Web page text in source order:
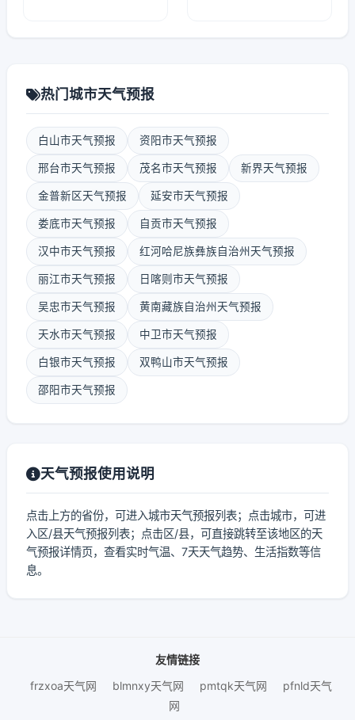
热门城市天气预报
白山市天气预报 资阳市天气预报
邢台市天气预报 茂名市天气预报 新界天气预报
金普新区天气预报 延安市天气预报
娄底市天气预报 自贡市天气预报
汉中市天气预报 红河哈尼族彝族自治州天气预报
丽江市天气预报 日喀则市天气预报
吴忠市天气预报 黄南藏族自治州天气预报
天水市天气预报 中卫市天气预报
白银市天气预报 双鸭山市天气预报
邵阳市天气预报
天气预报使用说明
点击上方的省份，可进入城市天气预报列表；点击城市，可进
入区/县天气预报列表；点击区/县，可直接跳转至该地区的天
气预报详情页，查看实时气温、7天天气趋势、生活指数等信
息。
友情链接
frzxoa天气网
blmnxy天气网 pmtqk天气网
pfnld天气
网